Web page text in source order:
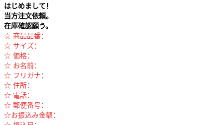
はじめまして！
当方注文依頼。
在庫確認願う。
☆ 商品品番：
☆ サイズ：
☆ 価格：
☆ お名前：
☆ フリガナ：
☆ 住所：
☆ 電話：
☆ 郵便番号：
☆お振込み金額：